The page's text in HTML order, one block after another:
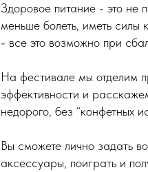
Здоровое питание - это не
меньше болеть, иметь силы
- все это возможно при
На фестивале мы отделим
эффективности и
недорого, без “конфетных
Вы сможете лично задать
аксессуары, поиграть и